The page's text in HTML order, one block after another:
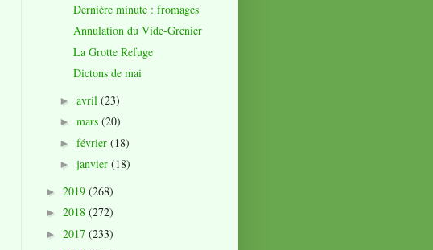
Dernière minute : fromages
Annulation du Vide-Grenier
La Grotte Refuge
Dictons de mai
► avril (23)
► mars (20)
► février (18)
► janvier (18)
► 2019 (268)
► 2018 (272)
► 2017 (233)